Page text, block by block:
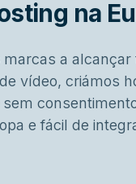
na
marcas a
vídeo, criámos
e fácil de